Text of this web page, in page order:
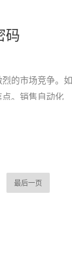
码
的市场竞争。
。销售自动化
最后一页